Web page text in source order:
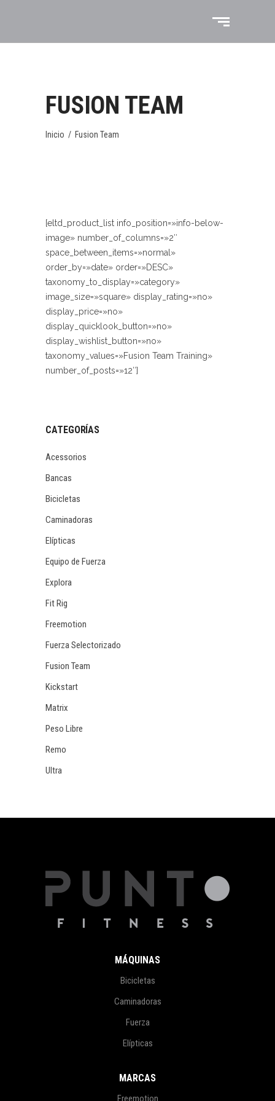
FUSION TEAM
Inicio / Fusion Team
[eltd_product_list info_position=»info-below-
image» number_of_columns=»2″
space_between_items=»normal»
order_by=»date» order=»DESC»
taxonomy_to_display=»category»
image_size=»square» display_rating=»no»
display_price=»no»
display_quicklook_button=»no»
display_wishlist_button=»no»
taxonomy_values=»Fusion Team Training»
number_of_posts=»12″]
CATEGORÍAS
Acessorios
Bancas
Bicicletas
Caminadoras
Elípticas
Equipo de Fuerza
Explora
Fit Rig
Freemotion
Fuerza Selectorizado
Fusion Team
Kickstart
Matrix
Peso Libre
Remo
Ultra
MÁQUINAS
Bicicletas
Caminadoras
Fuerza
Elípticas
MARCAS
Freemotion